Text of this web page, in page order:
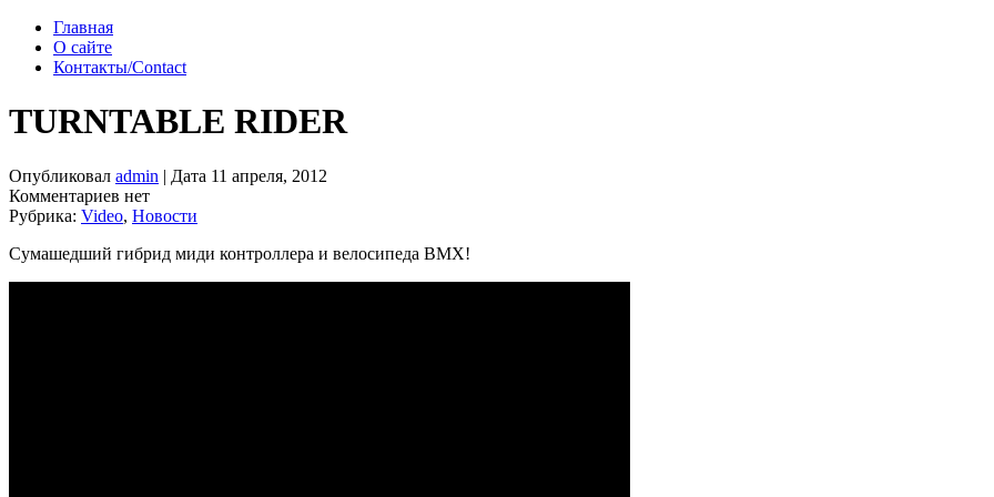
Главная
О сайте
Контакты/Contact
TURNTABLE RIDER
Опубликовал admin | Дата 11 апреля, 2012
Комментариев нет
Рубрика: Video, Новости
Сумашедший гибрид миди контроллера и велосипеда BMX!